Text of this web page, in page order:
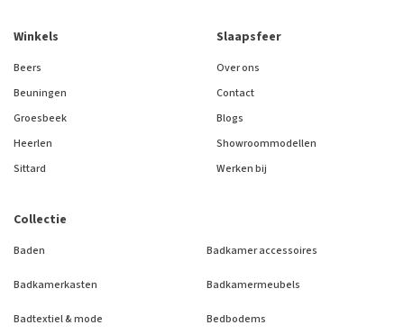
Collectie
Baden Badkamer accessoires
Badkamerkasten Badkamermeubels
Badtextiel & mode Bedbodems
Winkels
Beers
Beuningen
Groesbeek
Heerlen
Sittard
Slaapsfeer
Over ons
Contact
Blogs
Showroommodellen
Werken bij